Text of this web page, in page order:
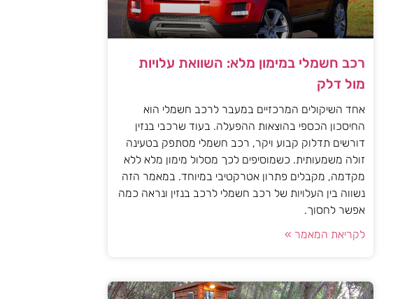
רכב חשמלי במימון מלא: השוואת עלויות
מול דלק
אחד השיקולים המרכזיים במעבר לרכב חשמלי הוא
החיסכון הכספי בהוצאות ההפעלה. בעוד שרכבי בנזין
דורשים תדלוק קבוע ויקר, רכב חשמלי מסתפק בטעינה
זולה משמעותית. כשמוסיפים לכך מסלול מימון מלא ללא
מקדמה, מקבלים פתרון אטרקטיבי במיוחד. במאמר הזה
נשווה בין העלויות של רכב חשמלי לרכב בנזין ונראה כמה
אפשר לחסוך.
לקריאת המאמר »